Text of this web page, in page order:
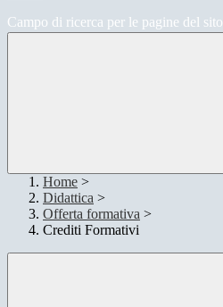
Campo di ricerca per le pagine del sito
Home >
Didattica >
Offerta formativa >
Crediti Formativi